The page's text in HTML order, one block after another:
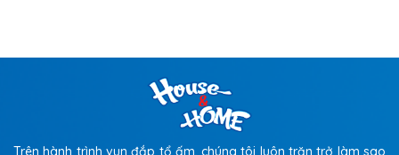
Trên hành trình vun đắp tổ ấm, chúng tôi luôn trăn trở làm sao